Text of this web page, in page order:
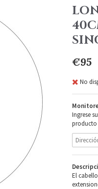
€95
No
Ingrese
producto
El